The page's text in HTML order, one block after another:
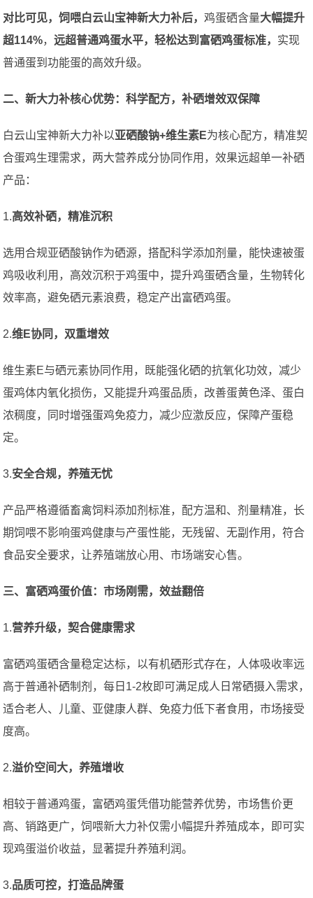
对比可见，饲喂白云山宝神新大力补后，鸡蛋硒含量大幅提升
超114%，远超普通鸡蛋水平，轻松达到富硒鸡蛋标准， 实现
普通蛋到功能蛋的高效升级。
二、新大力补核心优势：科学配方，补硒增效双保障
白云山宝神新大力补以亚硒酸钠+维生素E为核心配方，精准契
合蛋鸡生理需求，两大营养成分协同作用，效果远超单一补硒
产品：
1.高效补硒，精准沉积
选用合规亚硒酸钠作为硒源，搭配科学添加剂量，能快速被蛋
鸡吸收利用，高效沉积于鸡蛋中，提升鸡蛋硒含量，生物转化
效率高，避免硒元素浪费，稳定产出富硒鸡蛋。
2.维E协同，双重增效
维生素E与硒元素协同作用，既能强化硒的抗氧化功效，减少
蛋鸡体内氧化损伤，又能提升鸡蛋品质，改善蛋黄色泽、蛋白
浓稠度，同时增强蛋鸡免疫力，减少应激反应，保障产蛋稳
定。
3.安全合规，养殖无忧
产品严格遵循畜禽饲料添加剂标准，配方温和、剂量精准，长
期饲喂不影响蛋鸡健康与产蛋性能，无残留、无副作用，符合
食品安全要求，让养殖端放心用、市场端安心售。
三、富硒鸡蛋价值：市场刚需，效益翻倍
1.营养升级，契合健康需求
富硒鸡蛋硒含量稳定达标，以有机硒形式存在，人体吸收率远
高于普通补硒制剂，每日1-2枚即可满足成人日常硒摄入需求，
适合老人、儿童、亚健康人群、免疫力低下者食用，市场接受
度高。
2.溢价空间大，养殖增收
相较于普通鸡蛋，富硒鸡蛋凭借功能营养优势，市场售价更
高、销路更广，饲喂新大力补仅需小幅提升养殖成本，即可实
现鸡蛋溢价收益，显著提升养殖利润。
3.品质可控，打造品牌蛋